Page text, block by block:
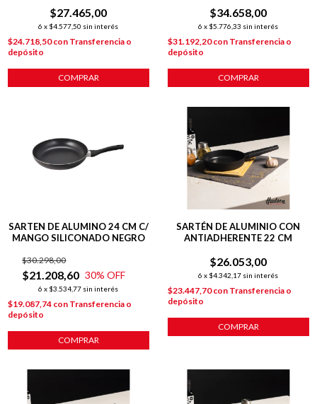
$27.465,00
6 x $4.577,50 sin interés
$24.718,50con Transferencia o
depósito
COMPRAR
$34.658,00
6 x $5.776,33 sin interés
$31.192,20con Transferencia o
depósito
COMPRAR
SARTEN DE ALUMINO 24 CM C/
MANGO SILICONADO NEGRO
$21.208,60
$30.298,00
30% OFF
6 x $3.534,77 sin interés
$19.087,74 con Transferencia o
depósito
COMPRAR
SARTÉN DE ALUMINIO CON
ANTIADHERENTE 22 CM
$26.053,00
6 x $4.342,17 sin interés
$23.447,70con Transferencia o
depósito
COMPRAR